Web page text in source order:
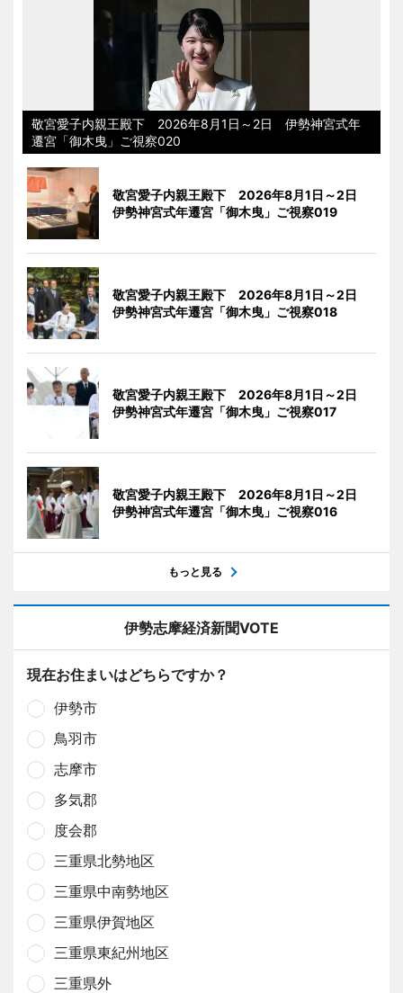
敬宮愛子内親王殿下 2026年8月1日～2日 伊勢神宮式年
遷宮「御木曳」ご視察020
敬宮愛子内親王殿下 2026年8月1日～2日
伊勢神宮式年遷宮「御木曳」ご視察019
敬宮愛子内親王殿下 2026年8月1日～2日
伊勢神宮式年遷宮「御木曳」ご視察018
敬宮愛子内親王殿下 2026年8月1日～2日
伊勢神宮式年遷宮「御木曳」ご視察017
敬宮愛子内親王殿下 2026年8月1日～2日
伊勢神宮式年遷宮「御木曳」ご視察016
もっと見る
伊勢志摩経済新聞VOTE
現在お住まいはどちらですか？
伊勢市
鳥羽市
志摩市
多気郡
度会郡
三重県北勢地区
三重県中南勢地区
三重県伊賀地区
三重県東紀州地区
三重県外